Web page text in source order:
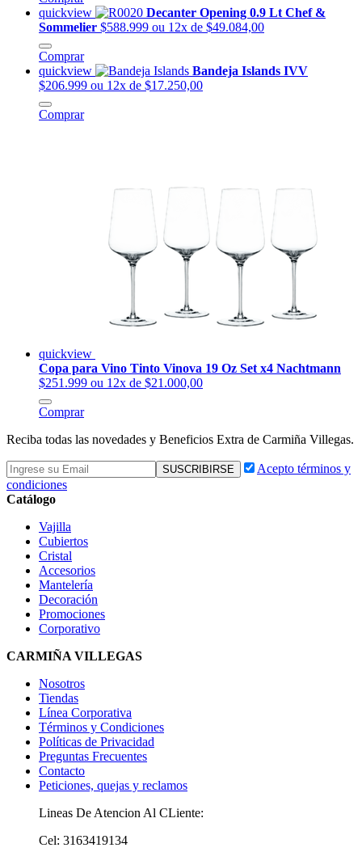
quickview
Decanter Opening 0.9 Lt Chef &
Sommelier $588.999 ou 12x de $49.084,00
Comprar
quickview
Bandeja Islands IVV
$206.999 ou 12x de $17.250,00
Comprar
quickview
Copa para Vino Tinto Vinova 19 Oz Set x4 Nachtmann
$251.999 ou 12x de $21.000,00
Comprar
Reciba todas las novedades y Beneficios Extra de Carmiña Villegas.
Acepto términos y
condiciones
Catálogo
Vajilla
Cubiertos
Cristal
Accesorios
Mantelería
Decoración
Promociones
Corporativo
CARMIÑA VILLEGAS
Nosotros
Tiendas
Línea Corporativa
Términos y Condiciones
Políticas de Privacidad
Preguntas Frecuentes
Contacto
Peticiones, quejas y reclamos
Lineas De Atencion Al CLiente:
Cel: 3163419134